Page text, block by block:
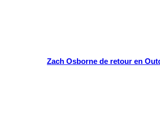
Zach Osborne de retour en